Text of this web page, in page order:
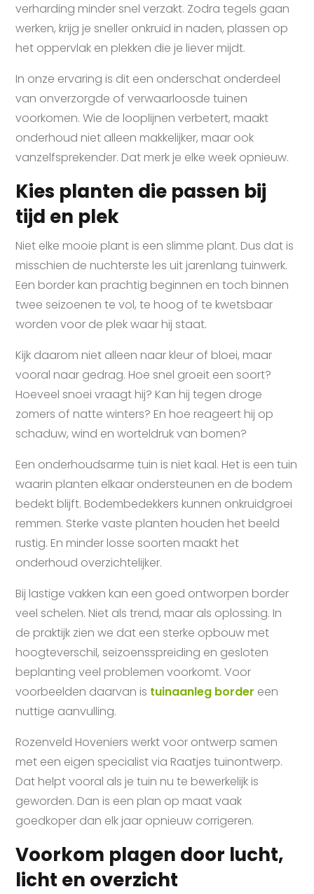
verharding minder snel verzakt. Zodra tegels gaan
werken, krijg je sneller onkruid in naden, plassen op
het oppervlak en plekken die je liever mijdt.
In onze ervaring is dit een onderschat onderdeel
van onverzorgde of verwaarloosde tuinen
voorkomen. Wie de looplijnen verbetert, maakt
onderhoud niet alleen makkelijker, maar ook
vanzelfsprekender. Dat merk je elke week opnieuw.
Kies planten die passen bij
tijd en plek
Niet elke mooie plant is een slimme plant. Dus dat is
misschien de nuchterste les uit jarenlang tuinwerk.
Een border kan prachtig beginnen en toch binnen
twee seizoenen te vol, te hoog of te kwetsbaar
worden voor de plek waar hij staat.
Kijk daarom niet alleen naar kleur of bloei, maar
vooral naar gedrag. Hoe snel groeit een soort?
Hoeveel snoei vraagt hij? Kan hij tegen droge
zomers of natte winters? En hoe reageert hij op
schaduw, wind en worteldruk van bomen?
Een onderhoudsarme tuin is niet kaal. Het is een tuin
waarin planten elkaar ondersteunen en de bodem
bedekt blijft. Bodembedekkers kunnen onkruidgroei
remmen. Sterke vaste planten houden het beeld
rustig. En minder losse soorten maakt het
onderhoud overzichtelijker.
Bij lastige vakken kan een goed ontworpen border
veel schelen. Niet als trend, maar als oplossing. In
de praktijk zien we dat een sterke opbouw met
hoogteverschil, seizoensspreiding en gesloten
beplanting veel problemen voorkomt. Voor
voorbeelden daarvan is tuinaanleg border een
nuttige aanvulling.
Rozenveld Hoveniers werkt voor ontwerp samen
met een eigen specialist via Raatjes tuinontwerp.
Dat helpt vooral als je tuin nu te bewerkelijk is
geworden. Dan is een plan op maat vaak
goedkoper dan elk jaar opnieuw corrigeren.
Voorkom plagen door lucht,
licht en overzicht